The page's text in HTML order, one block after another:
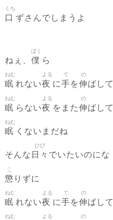
口
くち
ずさんでしまうよ
ねぇ、 僕
ぼく
ら
眠
ねむ
れない夜
よる
に手
て
を伸
の
ばして
眠
ねむ
らない夜
よる
をまた伸
の
ばして
眠
ねむ
くないまだね
そんな 日々
ひび
でいたいのにな
懲
こ
りずに
眠
ねむ
れない夜
よる
に手
て
を伸
の
ばして
ねむ よる の